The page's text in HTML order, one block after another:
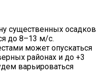
существенных осадков
до 8–13 м/с.
может опускаться
районах и до +3
варьироваться